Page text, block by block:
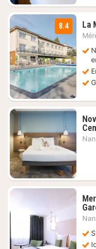
8.4 La